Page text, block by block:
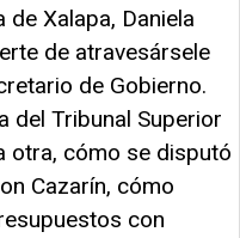
Xalapa, Daniela
de atravesársele
de Gobierno.
del Tribunal Superior
otra, cómo se disputó
Cazarín, cómo
con